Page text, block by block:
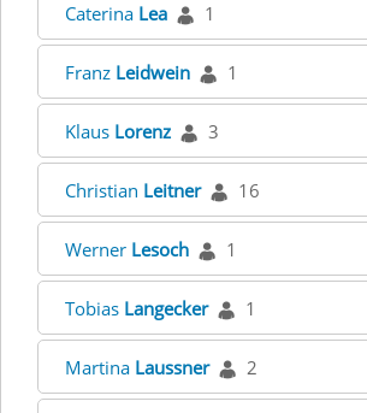
Caterina Lea 1
Franz Leidwein 1
Klaus Lorenz 3
Christian Leitner 16
Werner Lesoch 1
Tobias Langecker 1
Martina Laussner 2